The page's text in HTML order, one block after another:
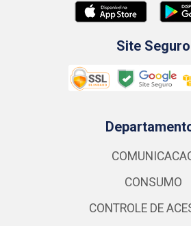
Site Seguro
CONSUMO
CONTROLE DE